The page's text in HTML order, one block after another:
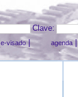
Clave:
e-visado| agenda|